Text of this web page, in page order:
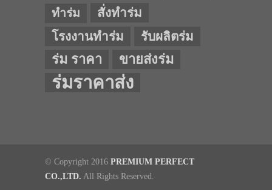
ทำร่ม
สั่งทำร่ม
โรงงานทำร่ม
รับผลิตร่ม
ร่ม ราคา ขายส่งร่ม
ร่มราคาส่ง
© Copyright 2016 PREMIUM PERFECT
CO.,LTD. All Rights Reserved.